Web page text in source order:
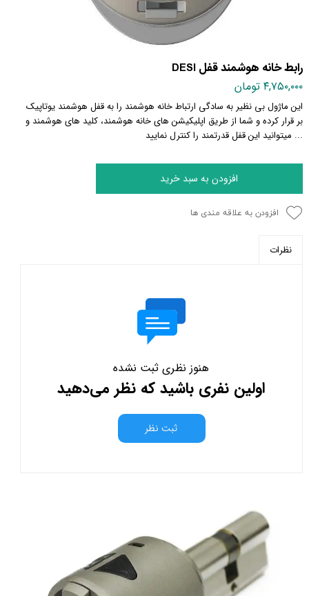
رابط خانه هوشمند قفل DESI
۴,۷۵۰,۰۰۰ تومان
این ماژول بی نظیر به سادگی ارتباط خانه هوشمند را به قفل هوشمند یوتاپیک
بر قرار کرده و شما از طریق اپلیکیشن های خانه هوشمند، کلید های هوشمند و
... میتوانید این قفل قدرتمند را کنترل نمایید
افزودن به سبد خرید
افزودن به علاقه مندی ها
نظرات
هنوز نظری ثبت نشده
اولین نفری باشید که نظر می‌دهید
ثبت نظر